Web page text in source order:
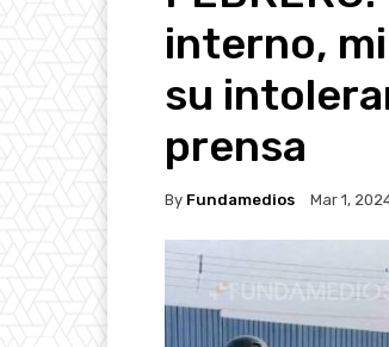
interno,
su
prensa
By Fundamedios Mar 1,